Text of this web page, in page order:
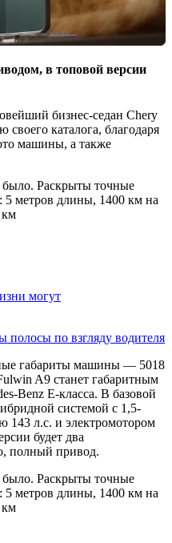
в топовой версии
бизнес-седан Chery
каталога, благодаря
машины, а также
могут
полосы по взгляду водителя
габариты машины — 5018
A9 станет габаритным
Benz E-класса. В базовой
системой с 1,5-
143 л.с. и электромотором
будет два
полный привод.